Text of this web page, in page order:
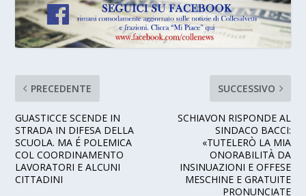
PRECEDENTE
GUASTICCE SCENDE IN
STRADA IN DIFESA DELLA
SCUOLA. MA É POLEMICA
COL COORDINAMENTO
LAVORATORI E ALCUNI
CITTADINI
SUCCESSIVO
SCHIAVON RISPONDE AL
SINDACO BACCI:
«TUTELERÒ LA MIA
ONORABILITÀ DA
INSINUAZIONI E OFFESE
MESCHINE E GRATUITE
PRONUNCIATE